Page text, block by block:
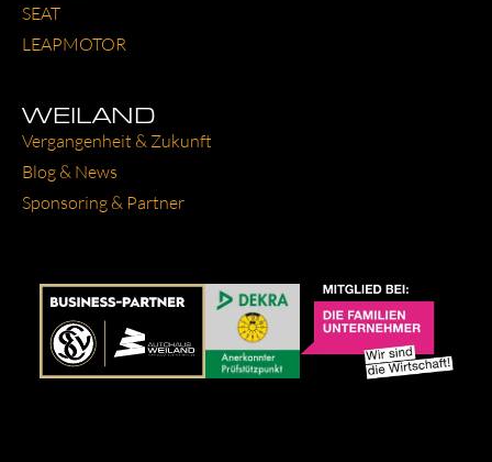
SEAT
LEAP­MO­TOR
WEILAND
Ver­gan­gen­heit & Zukunft
Blog & News
Spon­so­ring & Part­ner